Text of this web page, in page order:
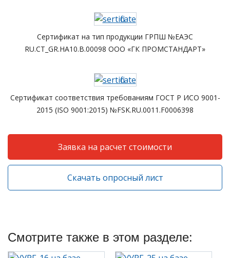
Сертификат на тип продукции ГРПШ №ЕАЭС
RU.CT_GR.HA10.B.00098 ООО «ГК ПРОМСТАНДАРТ»
Сертификат соответствия требованиям ГОСТ Р ИСО 9001-
2015 (ISO 9001:2015) №FSK.RU.0011.F0006398
Заявка на расчет стоимости
Скачать опросный лист
Смотрите также в этом разделе: